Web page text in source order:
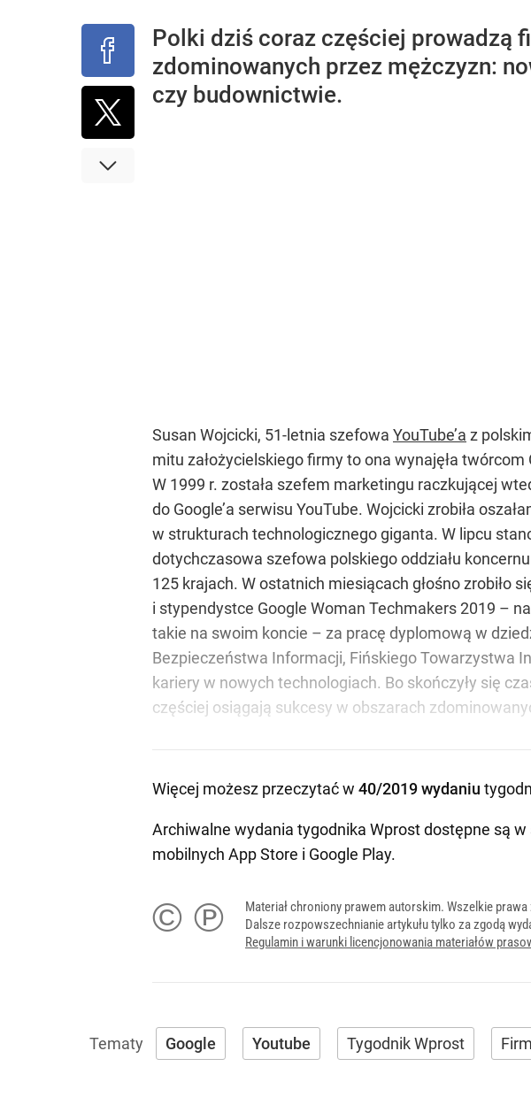
Polki dziś coraz częściej prowadzą
zdominowanych przez mężczyzn:
czy budownictwie.
Susan Wojcicki, 51-letnia szefowa YouTube’a z
mitu założycielskiego firmy to ona wynajęła
W 1999 r. została szefem marketingu raczkującej
do Google’a serwisu YouTube. Wojcicki zrobiła
w strukturach technologicznego giganta. W lipcu
dotychczasowa szefowa polskiego oddziału
125 krajach. W ostatnich miesiącach głośno zrobiło
i stypendystce Google Woman Techmakers 2019 –
takie na swoim koncie – za pracę dyplomową w
Bezpieczeństwa Informacji, Fińskiego Towarzystwa
kariery w nowych technologiach. Bo skończyły się
częściej osiągają sukcesy w obszarach
Więcej możesz przeczytać w 40/2019 wydaniu
Archiwalne wydania tygodnika Wprost dostępne są
mobilnych App Store i Google Play.
© ℗
Materiał chroniony prawem autorskim. Wszelkie
Dalsze rozpowszechnianie artykułu tylko za zgodą
Regulamin i warunki licencjonowania materiałów
Google Youtube Tygodnik Wprost